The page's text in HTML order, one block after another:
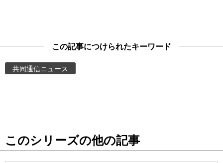
お知らせ
この記事につけられたキーワード
共同通信ニュース
このシリーズの他の記事